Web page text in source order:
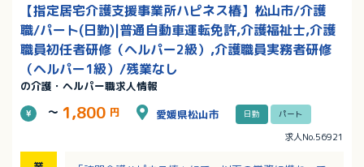
【指定居宅介護支援事業所ハピネス椿】松山市/介護
職/パート(日勤)|普通自動車運転免許,介護福祉士,介護
職員初任者研修（ヘルパー2級）,介護職員実務者研修
（ヘルパー1級）/残業なし
の介護・ヘルパー職求人情報
～ 1,800 円 愛媛県松山市 日勤 パート
求人No.56921